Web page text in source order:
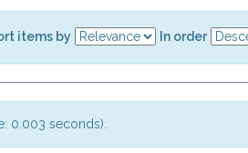
items by In order
0.003 seconds).